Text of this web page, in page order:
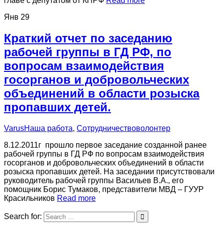
Янв 29
Краткий отчет по заседанию
рабочей группы в ГД РФ, по
вопросам взаимодействия
госорганов и добровольческих
объединений в области розыска
пропавших детей.
VarusНаша работа, Сотрудничествоволонтер
8.12.2011г прошло первое заседание созданной ранее
рабочей группы в ГД РФ по вопросам взаимодействия
госорганов и добровольческих объединений в области
розыска пропавших детей. На заседании присутствовали
руководитель рабочей группы Васильев В.А., его
помощник Борис Тумаков, представители МВД – ГУУР
Красильников Read more
Search for: